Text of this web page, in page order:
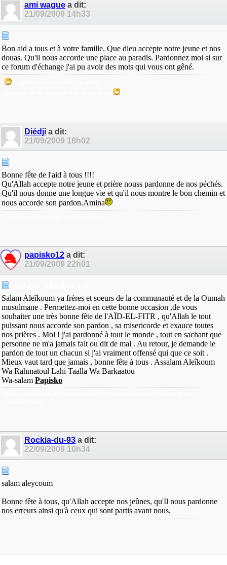
ami wague a dit:
21/09/2009 14h33
Bon aid a tous et à votre famille. Que dieu accepte notre jeune et nos
douas. Qu'il nous accorde une place au paradis. Pardonnez moi si sur
ce forum d'échange j'ai pu avoir des mots qui vous ont gêné.
Diédji a dit:
21/09/2009 18h02
Bonne fête de l'aid à tous !!!!
Qu'Allah accepte notre jeune et prière nouss pardonne de nos péchés.
Qu'il nous donne une longue vie et qu'il nous montre le bon chemin et
nous accorde son pardon.Amina
papisko12 a dit:
21/09/2009 22h01
Salam Aleîkoum ya frères et soeurs de la communauté et de la Oumah
musulmane . Permettez-moi en cette bonne occasion ,de vous
souhaiter une très bonne fête de l'AÏD-EL-FITR , qu'Allah le tout
puissant nous accorde son pardon , sa misericorde et exauce toutes
nos prières . Moi ! j'ai pardonné à tout le monde , tout en sachant que
personne ne m'a jamais fait ou dit de mal . Au retour, je demande le
pardon de tout un chacun si j'ai vraiment offensé qui que ce soit .
Mieux vaut tard que jamais , bonne fête à tous . Assalam Aleîkoum
Wa Rahmatoul Lahi Taalla Wa Barkaatou
Wa-salam Papisko
Rockia-du-93 a dit:
22/09/2009 10h34
salam aleycoum
Bonne fête à tous, qu'Allah accepte nos jeûnes, qu'Il nous pardonne
nos erreurs ainsi qu'à ceux qui sont partis avant nous.